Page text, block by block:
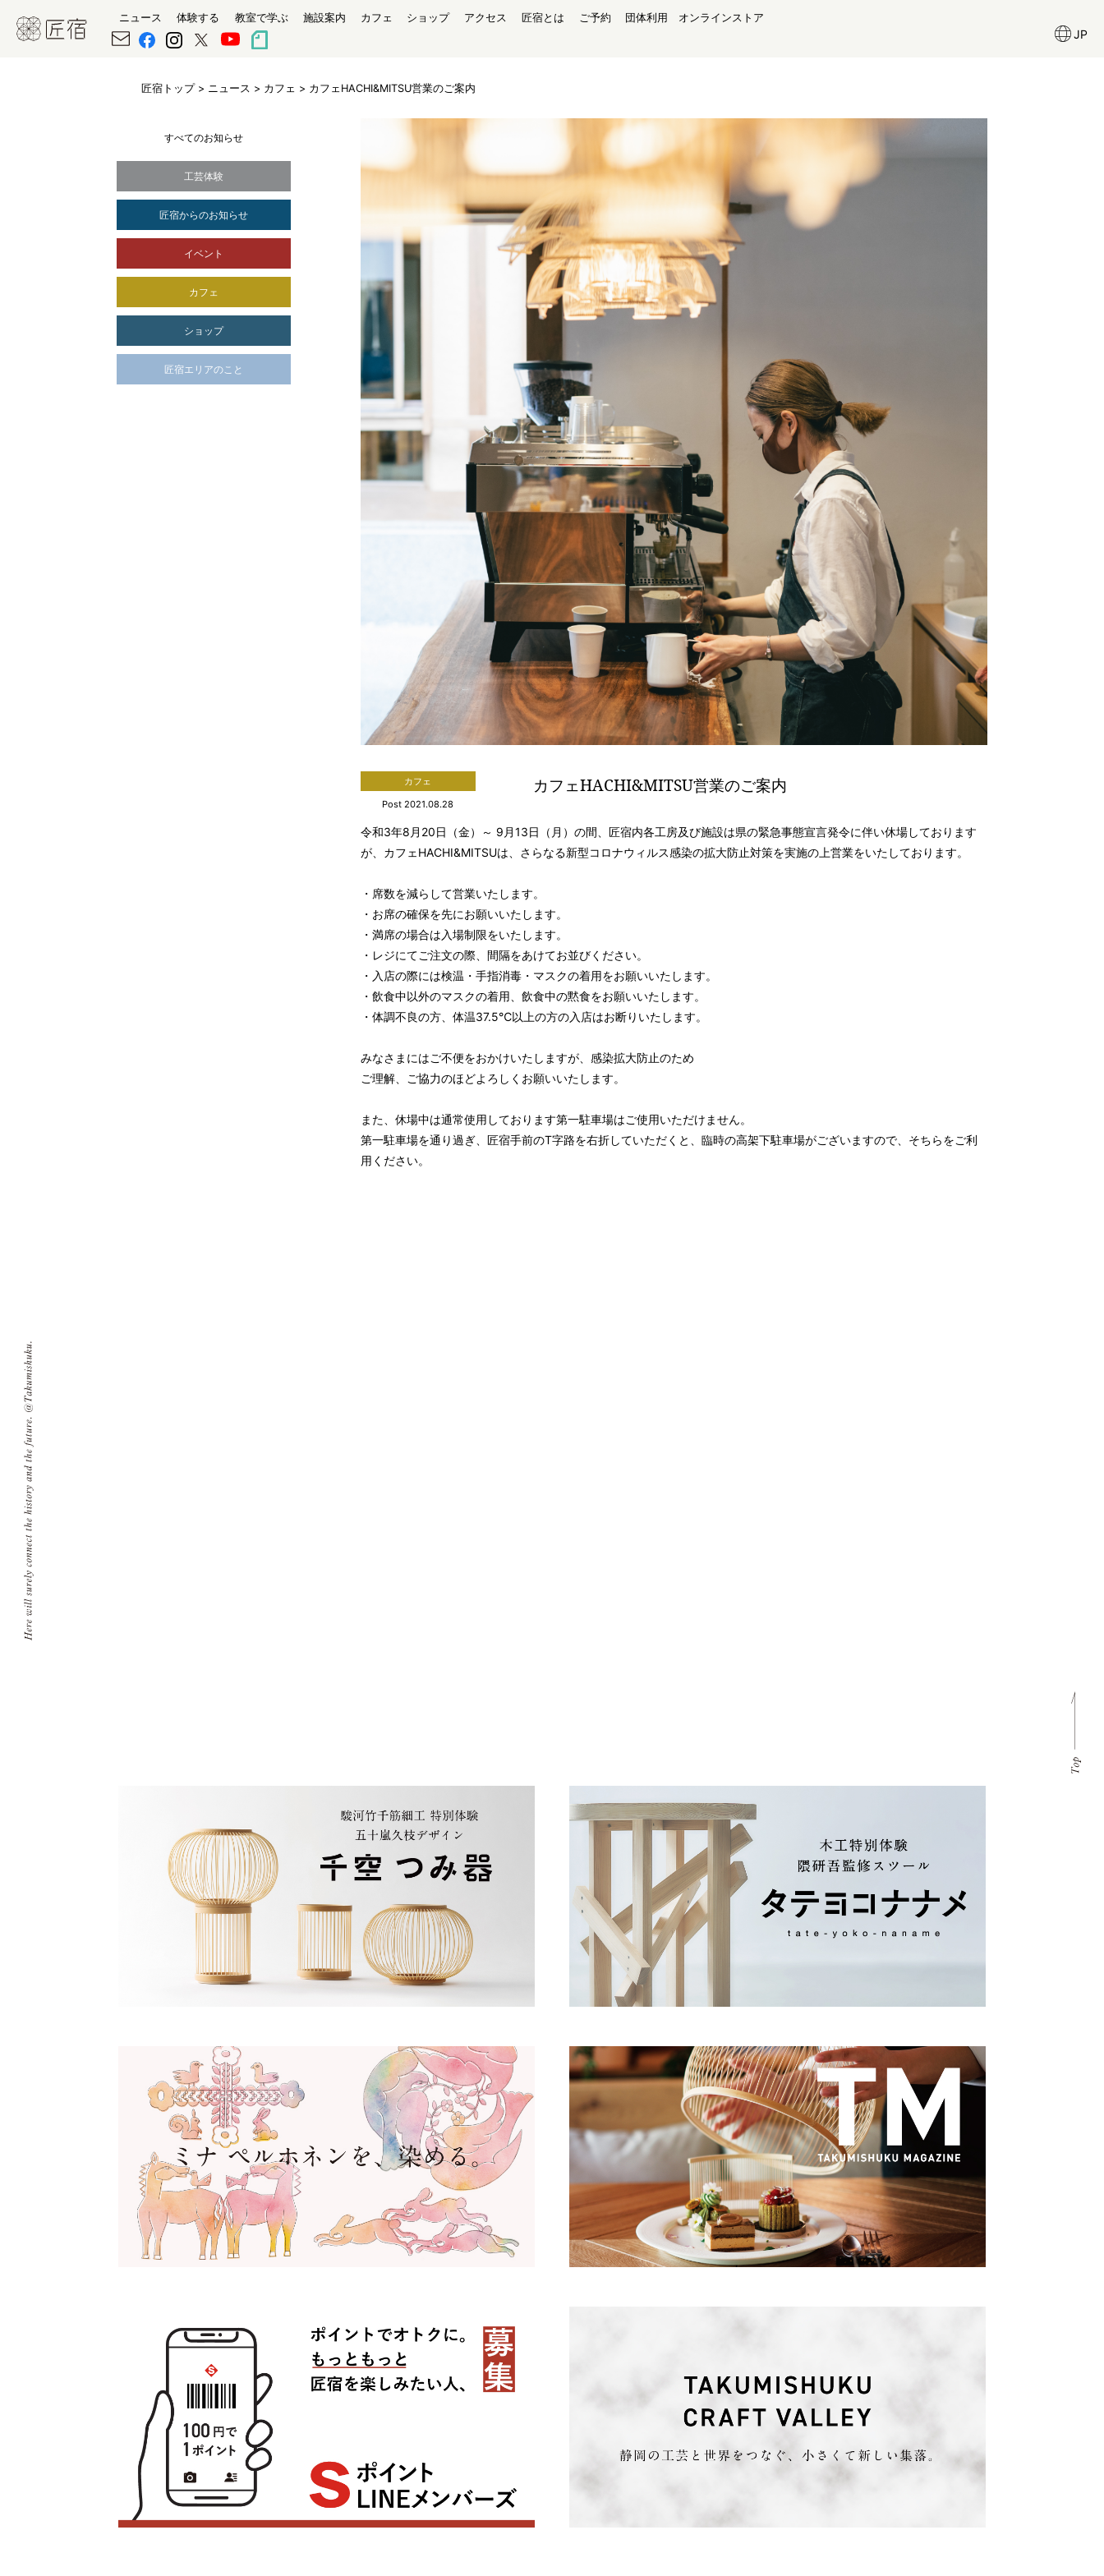
JP
ニュース 体験する 教室で学ぶ 施設案内 カフェ ショップ アクセス 匠宿とは ご予約 団体利用 オンラインストア
匠宿トップ> ニュース > カフェ > カフェHACHI&MITSU営業のご案内
カフェ
Post 2021.08.28
カフェHACHI&MITSU営業のご案内
令和3年8月20日（金）～ 9月13日（月）の間、匠宿内各工房及び施設は県の緊急事態宣言発令に伴い休場しております
が、カフェHACHI&MITSUは、さらなる新型コロナウィルス感染の拡大防止対策を実施の上営業をいたしております。
・席数を減らして営業いたします。
・お席の確保を先にお願いいたします。
・満席の場合は入場制限をいたします。
・レジにてご注文の際、間隔をあけてお並びください。
・入店の際には検温・手指消毒・マスクの着用をお願いいたします。
・飲食中以外のマスクの着用、飲食中の黙食をお願いいたします。
・体調不良の方、体温37.5℃以上の方の入店はお断りいたします。
みなさまにはご不便をおかけいたしますが、感染拡大防止のため
ご理解、ご協力のほどよろしくお願いいたします。
また、休場中は通常使用しております第一駐車場はご使用いただけません。
第一駐車場を通り過ぎ、匠宿手前のT字路を右折していただくと、臨時の高架下駐車場がございますので、そちらをご利
用ください。
すべてのお知らせ
工芸体験
匠宿からのお知らせ
イベント
カフェ
ショップ
匠宿エリアのこと